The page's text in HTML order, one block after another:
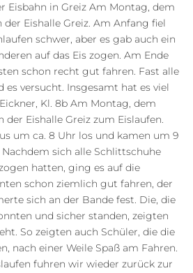
Eisbahn in Greiz Am Montag, dem
der Eishalle Greiz. Am Anfang fiel
schwer, aber es gab auch ein
auf das Eis zogen. Am Ende
schon recht gut fahren. Fast alle
es versucht. Insgesamt hat es viel
Kl. 8b Am Montag, dem
der Eishalle Greiz zum Eislaufen.
um ca. 8 Uhr los und kamen um 9
Nachdem sich alle Schlittschuhe
hatten, ging es auf die
schon ziemlich gut fahren, der
sich an der Bande fest. Die, die
und sicher standen, zeigten
So zeigten auch Schüler, die die
nach einer Weile Spaß am Fahren.
fuhren wir wieder zurück zur